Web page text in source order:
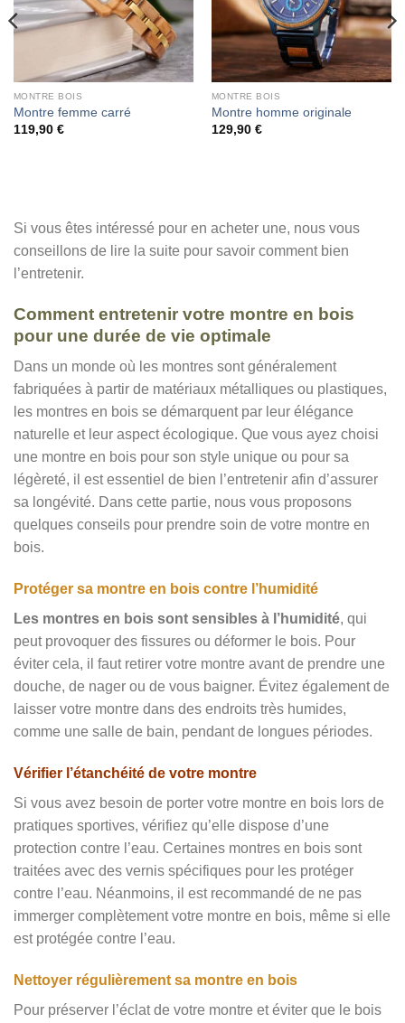
MONTRE BOIS
Montre femme carré
119,90 €
MONTRE BOIS
Montre homme originale
129,90 €
Si vous êtes intéressé pour en acheter une, nous vous
conseillons de lire la suite pour savoir comment bien
l’entretenir.
Comment entretenir votre montre en bois
pour une durée de vie optimale
Dans un monde où les montres sont généralement
fabriquées à partir de matériaux métalliques ou plastiques,
les montres en bois se démarquent par leur élégance
naturelle et leur aspect écologique. Que vous ayez choisi
une montre en bois pour son style unique ou pour sa
légèreté, il est essentiel de bien l’entretenir afin d’assurer
sa longévité. Dans cette partie, nous vous proposons
quelques conseils pour prendre soin de votre montre en
bois.
Protéger sa montre en bois contre l’humidité
Les montres en bois sont sensibles à l’humidité, qui
peut provoquer des fissures ou déformer le bois. Pour
éviter cela, il faut retirer votre montre avant de prendre une
douche, de nager ou de vous baigner. Évitez également de
laisser votre montre dans des endroits très humides,
comme une salle de bain, pendant de longues périodes.
Vérifier l’étanchéité de votre montre
Si vous avez besoin de porter votre montre en bois lors de
pratiques sportives, vérifiez qu’elle dispose d’une
protection contre l’eau. Certaines montres en bois sont
traitées avec des vernis spécifiques pour les protéger
contre l’eau. Néanmoins, il est recommandé de ne pas
immerger complètement votre montre en bois, même si elle
est protégée contre l’eau.
Nettoyer régulièrement sa montre en bois
Pour préserver l’éclat de votre montre et éviter que le bois